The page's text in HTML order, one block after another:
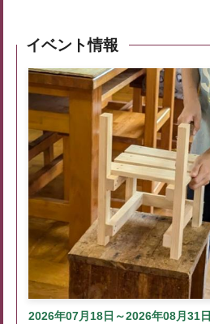
イベント情報
2026年07月18日～2026年08月31日